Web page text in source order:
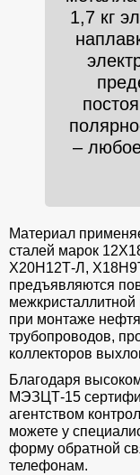
1,7 кг
–
Материал
сталей марок
Х20Н12Т-Л,
предъявляются
при монтаже
трубопроводов,
коллекторов
Благодаря
МЭЗЦТ-15
агентством
можете у
форму обратной
телефонам.